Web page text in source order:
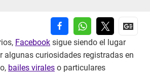
Facebook sigue siendo el lugar
algunas curiosidades registradas en
bailes virales o particulares